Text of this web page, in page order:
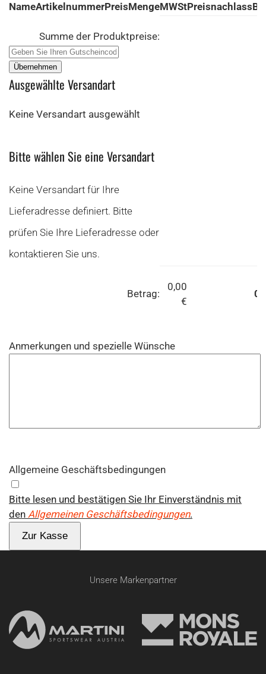
NameArtikelnummerPreisMengeMWStPreisnachlass
Summe der Produktpreise:
Ausgewählte Versandart
Keine Versandart ausgewählt
Bitte wählen Sie eine Versandart
Keine Versandart für Ihre
Lieferadresse definiert. Bitte
prüfen Sie Ihre Lieferadresse oder
kontaktieren Sie uns.
Betrag:
0,00
€
Anmerkungen und spezielle Wünsche
Allgemeine Geschäftsbedingungen
Bitte lesen und bestätigen Sie Ihr Einverständnis mit
den Allgemeinen Geschäftsbedingungen.
Zur Kasse
Unsere Markenpartner